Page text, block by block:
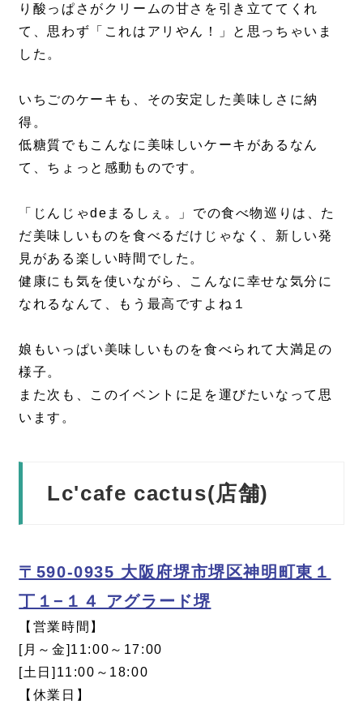
り酸っぱさがクリームの甘さを引き立ててくれ
て、思わず「これはアリやん！」と思っちゃいま
した。
いちごのケーキも、その安定した美味しさに納
得。
低糖質でもこんなに美味しいケーキがあるなん
て、ちょっと感動ものです。
「じんじゃdeまるしぇ。」での食べ物巡りは、た
だ美味しいものを食べるだけじゃなく、新しい発
見がある楽しい時間でした。
健康にも気を使いながら、こんなに幸せな気分に
なれるなんて、もう最高ですよね１
娘もいっぱい美味しいものを食べられて大満足の
様子。
また次も、このイベントに足を運びたいなって思
います。
Lc'cafe cactus(店舗)
〒590-0935 大阪府堺市堺区神明町東１
丁１−１４ アグラード堺
【営業時間】
[月～金]11:00～17:00
[土日]11:00～18:00
【休業日】